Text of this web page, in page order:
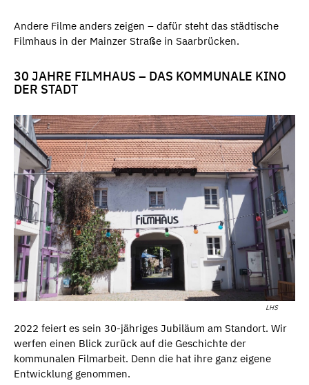
Andere Filme anders zeigen – dafür steht das städtische
Filmhaus in der Mainzer Straße in Saarbrücken.
30 JAHRE FILMHAUS – DAS KOMMUNALE KINO
DER STADT
LHS
2022 feiert es sein 30-jähriges Jubiläum am Standort. Wir
werfen einen Blick zurück auf die Geschichte der
kommunalen Filmarbeit. Denn die hat ihre ganz eigene
Entwicklung genommen.